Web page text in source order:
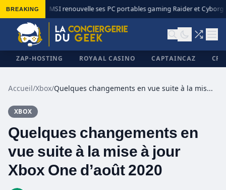
BREAKING MSI renouvelle ses PC portables gaming Raider et Cyborg
ZAP-HOSTING ROYAAL CASINO CAPTAINCAZ
Accueil/Xbox/ Quelques changements en vue suite à la mise à jour Xbox One d’août 2020
XBOX
Quelques changements en
vue suite à la mise à jour
Xbox One d’août 2020